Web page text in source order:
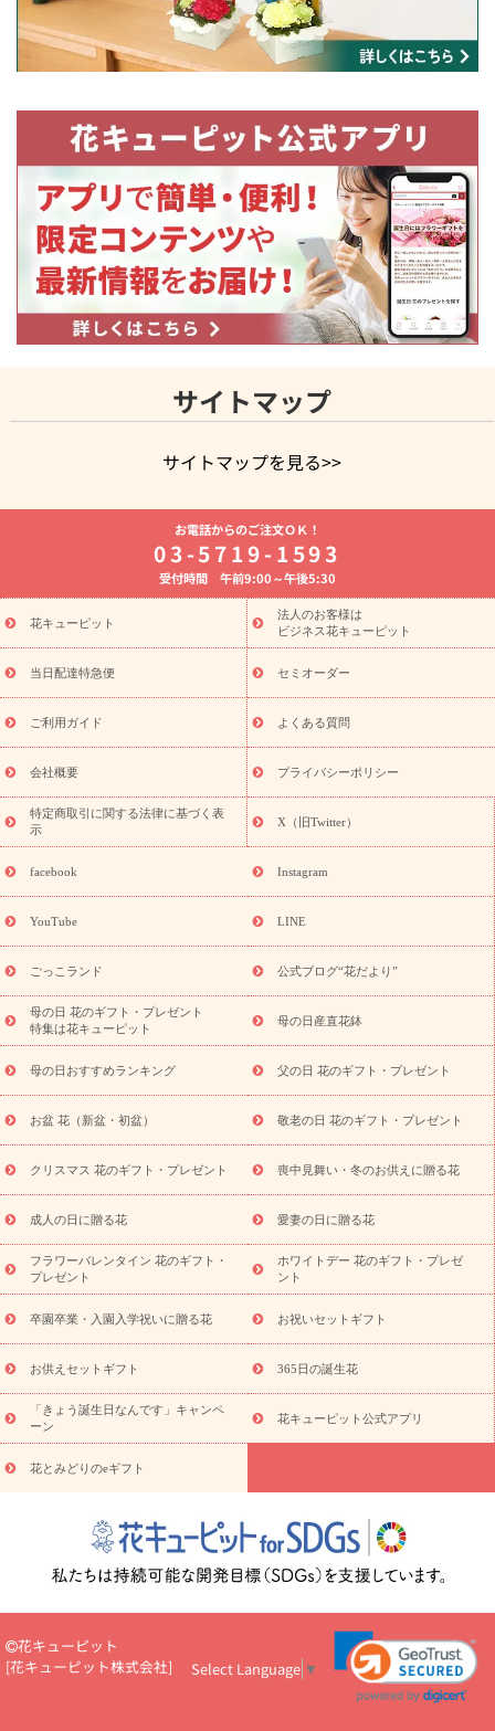
サイトマップ
サイトマップを見る>>
よく贈られる花
お祝いの花特集
誕生日フラワーギフト特集
8月の誕生花(トルコキキョウ)
開店・開業祝い
お供え・お悔やみ お供え・お悔やみの花
通夜・葬儀に贈る花 胡蝶蘭・花鉢
ーブドフラワー
季節のイベント
ひまわり ギフト・プレゼント
特集
お盆 花（新盆・初盆） 季節のイベント
お盆 花（新
盆・初盆）
お盆 花（新盆・初盆）
お盆・お供え 花とセットギ
フト
お盆・お供え プリザーブドフラワー
ひまわり ギフト・プ
レゼント特集
夏の花贈り・お中元・暑中見舞い 花のギフト特集
敬老の日におくる花ギフト・プレゼント特集
花ギフト・プレゼント特集
敬老の日 花のおすすめランキング
敬
老の日 花鉢植えのギフト・プレゼント特集
敬老の日 花とセットギ
フト・プレゼント特集
敬老の日の花 全てのギフト一覧
キャン
ペーン
「きょう誕生日なんです」キャンペーン
探す
誕生日フラワーギフト 誕生日フラワーギフト特集
誕生
日フラワーギフト商品一覧
ユリ トルコキキョウ
誕生花(トルコキキョウ)
9月の誕生花(リンドウ)
誕生日セット
ギフト
「きょう誕生日なんです」キャンペーン
用途から探す お祝いの花特集 当日配達特急便
お祝い商品
一覧
お祝い 新築・引っ越し祝い
結婚記念日
結婚祝い 出産祝い 退院祝い・快気祝い
還暦
祝い・長寿祝い
プチギフト ペットのお祝いフラワー
元・暑中見舞い
敬老の日
お供え
お供え・お悔やみ商品一覧 お供え・お悔やみの花
十九日法要以降に贈る花
通夜・葬儀に贈る花
お供え お花とセッ
お盆（新盆・初盆）
お祝い返し お見舞い
お取り
プリザーブドフラワー
スタイルから探す
アレンジメント
蘭・花鉢
ミディ胡蝶蘭・お祝い ミディ胡蝶蘭・お供え
の青色胡蝶蘭
観葉植物 観葉植物 産直多肉植物
プリザーブ
ドフラワー
お祝い お供え・お悔やみ 花とセットギフト
ミオーダー
プチギフト（hanamore -ハナモア-）
花とみどりの
eギフト
花キューピットのeGfit カラー ピンク
レンジ
レッド お花の種類 バラ ユリ トルコキキョウ
予
算から探す
お祝い お祝い・3000円～ お祝い・
お祝い・5000円～ お祝い・7000円～ お祝い・10000円～
お供え・お悔やみ
お供え・お悔やみ・3000円～
お供え・お
悔やみ・5000円～ お供え・お悔やみ・7000円～
お供え・お悔
やみ・10000円～
365日の誕生花カレンダー
開店・開業祝
お祝いを贈るときのマナー・
花キューピットのお祝いコラム一覧
誕生日のお花を「色
彩心理学」で選ぶ方法
結婚祝いの予算相場
出産祝いお役立ち情
転職祝いのマナー基礎知識
ペットのお祝いワンポイントアド
バイス
スタンド花（フラスタ）のマナー
お見舞いのマナーとル
お祝い花のマナー総まとめ
場上司や先輩へ贈るお祝い花の正解は？
開店祝いの花 選び方ガイ
ド（早見表あり）
花キューピットのお供え・
お電話からのご注文ＯＫ！
03-5719-1593
受付時間 午前9:00～午後5:30
花キューピット
法人のお客様は
ビジネス花キューピット
当日配達特急便 セミオーダー
ご利用ガイド よくある質問
会社概要 プライバシーポリシー
特定商取引に関する法律に基づく表
示
X（旧Twitter）
facebook Instagram
YouTube LINE
ごっこランド 公式ブログ“花だより”
母の日 花のギフト・プレゼント
特集は花キューピット
母の日産直花鉢
母の日おすすめランキング 父の日 花のギフト・プレゼント
お盆 花（新盆・初盆） 敬老の日 花のギフト・プレゼント
クリスマス 花のギフト・プレゼント 喪中見舞い・冬のお供えに贈る花
成人の日に贈る花 愛妻の日に贈る花
フラワーバレンタイン 花のギフト・
プレゼント
ホワイトデー 花のギフト・プレゼ
ント
卒園卒業・入園入学祝いに贈る花 お祝いセットギフト
お供えセットギフト 365日の誕生花
「きょう誕生日なんです」キャンペ
ーン
花キューピット公式アプリ
花とみどりのeギフト
花キューピット
[花キューピット株式会社] Select Language ▼